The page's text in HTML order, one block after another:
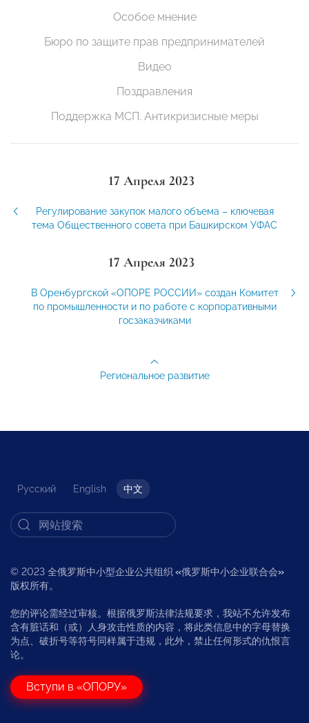
Особое мнение
Бюро по защите прав предпринимателей
Видео
Поздравления
Поддержка МСП. Антикризисные меры
17 Апреля 2023
Регулирование закупок малого объема – ключевая
тема Общественного совета при Башкирском УФАС
17 Апреля 2023
В Оренбургской «ОПОРЕ РОССИИ» создан Комитет
по промышленности и по работе с корпоративными
госзаказчиками
Региональное развитие
Русский English 中文
© 2023 全俄罗斯中小型企业公共组织 «俄罗斯中小企业联合会»
版权所有。
您的评论需经过审核。根据俄罗斯法律法规要求，我站不允许发布
含有脏话和（或）人身攻击性质的内容，将此类信息中的字母替换
为点、破折号等符号同样属于违规，此外，禁止任何形式的仇恨言
论。
Вступи в «ОПОРУ»